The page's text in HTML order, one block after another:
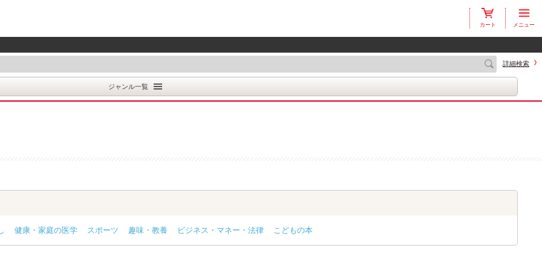
カート メニュー
詳細検索
ジャンル一覧
健康・家庭の医学 スポーツ 趣味・教養 ビジネス・マネー・法律 こどもの本